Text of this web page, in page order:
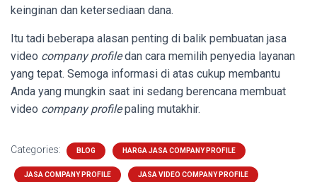
keinginan dan ketersediaan dana.
Itu tadi beberapa alasan penting di balik pembuatan jasa
video company profiledan cara memilih penyedia layanan
yang tepat. Semoga informasi di atas cukup membantu
Anda yang mungkin saat ini sedang berencana membuat
video company profilepaling mutakhir.
Categories: BLOG HARGA JASA COMPANY PROFILE
JASA COMPANY PROFILE JASA VIDEO COMPANY PROFILE